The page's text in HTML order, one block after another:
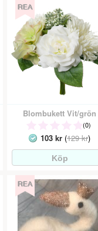
Blombukett Vit/grön
(0)
103 kr (129 kr)